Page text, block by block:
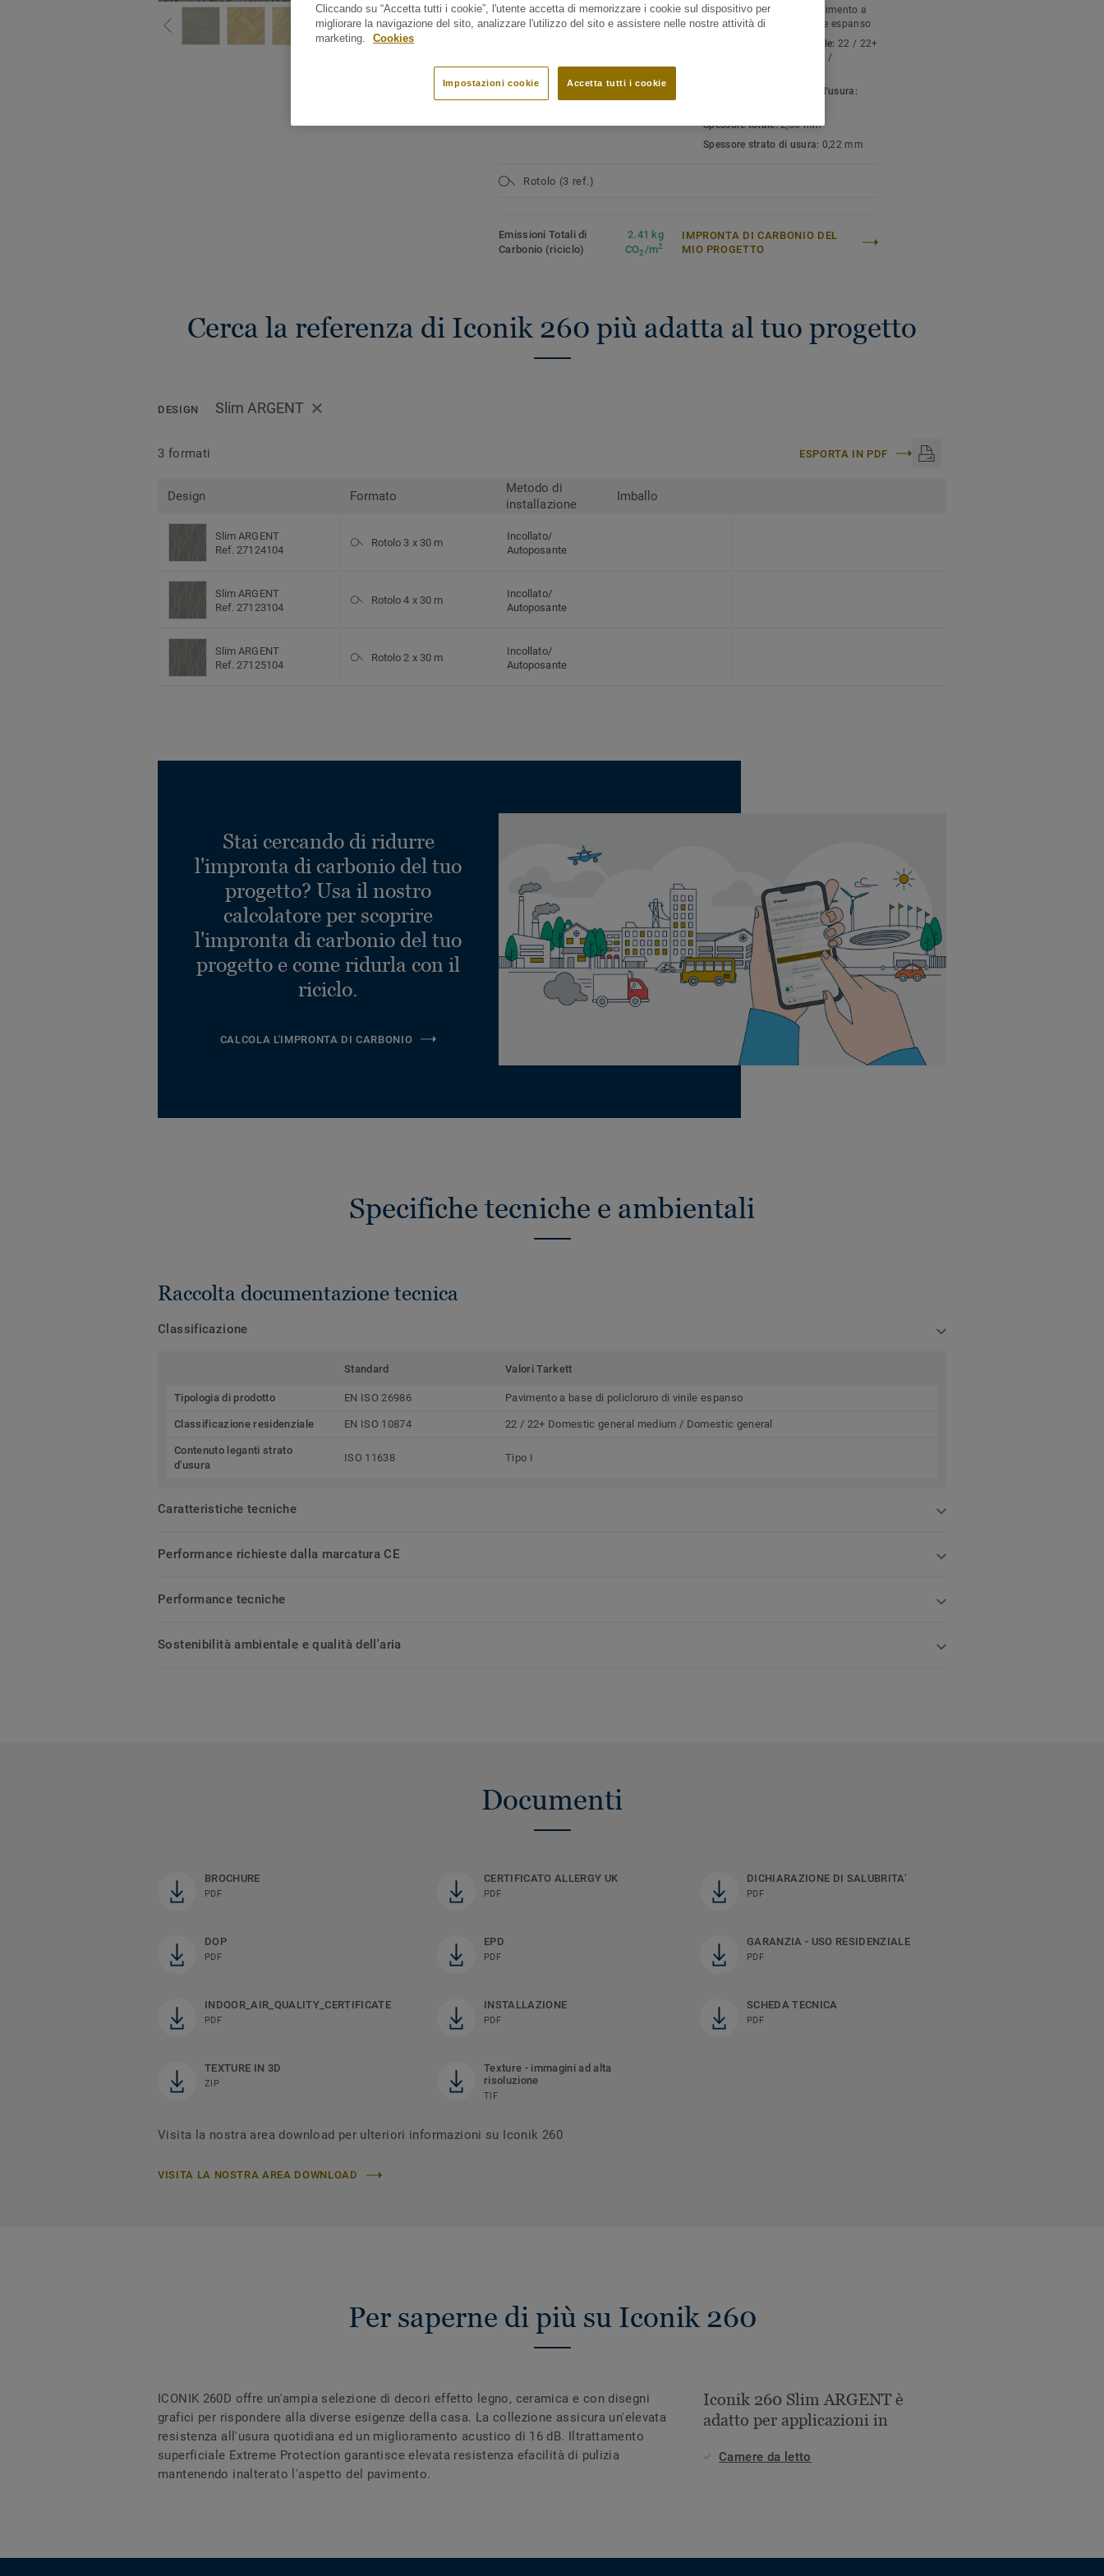
l'aspetto del pavimento.
2,6 mm di spessore con 0,20 mm
di strato di usura
Tipologia di prodotto:
Pavimento a
base di policloruro di vinile espanso
Classificazione residenziale: 22 / 22+
Domestic general medium /
Contenuto leganti strato d'usura:
Spessore totale:2,60 mm
Spessore strato di usura: 0,22 mm
Rotolo (3 ref.)
Emissioni Totali di
Carbonio (riciclo)
2.41 kg
CO2/m2
IMPRONTA DI CARBONIO DEL
MIO PROGETTO
Cerca la referenza di Iconik 260 più adatta al tuo progetto
DESIGN Slim ARGENT
3 formati ESPORTA IN PDF
Design Formato
Metodo di
installazione
Imballo
Slim ARGENT
Ref. 27124104
Rotolo 3 x 30 m
Incollato/
Autoposante
Slim ARGENT
Ref. 27123104
Rotolo 4 x 30 m
Incollato/
Autoposante
Slim ARGENT
Ref. 27125104
Rotolo 2 x 30 m
Incollato/
Autoposante
Stai cercando di ridurre
l'impronta di carbonio del tuo
progetto? Usa il nostro
calcolatore per scoprire
l'impronta di carbonio del tuo
progetto e come ridurla con il
riciclo.
CALCOLA L'IMPRONTA DI CARBONIO
Specifiche tecniche e ambientali
Raccolta documentazione tecnica
Classificazione
Standard Valori Tarkett
Tipologia di prodotto EN ISO 26986 Pavimento a base di policloruro di vinile espanso
Classificazione residenziale EN ISO 10874 22 / 22+ Domestic general medium / Domestic general
Contenuto leganti strato
d'usura
ISO 11638 Tipo I
Caratteristiche tecniche
Performance richieste dalla marcatura CE
Performance tecniche
Sostenibilità ambientale e qualità dell'aria
Documenti
BROCHURE
PDF
CERTIFICATO ALLERGY UK
PDF
DICHIARAZIONE DI SALUBRITA’
PDF
DOP
PDF
EPD
PDF
GARANZIA - USO RESIDENZIALE
PDF
INDOOR_AIR_QUALITY_CERTIFICATE
PDF
INSTALLAZIONE
PDF
SCHEDA TECNICA
PDF
TEXTURE IN 3D
ZIP
Texture - immagini ad alta
risoluzione
TIF
Visita la nostra area download per ulteriori informazioni su Iconik 260
VISITA LA NOSTRA AREA DOWNLOAD
Per saperne di più su Iconik 260
ICONIK 260D offre un'ampia selezione di decori effetto legno, ceramica e con disegni
grafici per rispondere alla diverse esigenze della casa. La collezione assicura un'elevata
resistenza all'usura quotidiana ed un miglioramento acustico di 16 dB. Iltrattamento
superficiale Extreme Protection garantisce elevata resistenza efacilità di pulizia
mantenendo inalterato l'aspetto del pavimento.
Iconik 260 Slim ARGENT è
adatto per applicazioni in
Camere da letto
Cliccando su “Accetta tutti i cookie”, l'utente accetta di memorizzare i cookie sul dispositivo per
migliorare la navigazione del sito, analizzare l'utilizzo del sito e assistere nelle nostre attività di
marketing.
Cookies
Accetta tutti i cookie
Impostazioni cookie